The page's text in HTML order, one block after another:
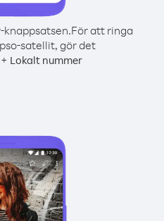
För att ringa
satellit, gör det
Lokalt nummer